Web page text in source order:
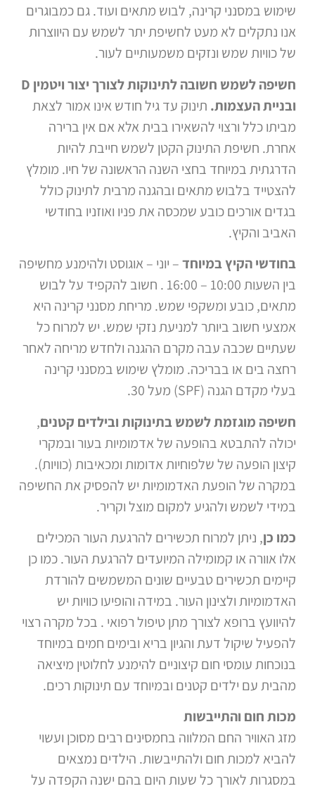
שימוש במסנני קרינה, לבוש מתאים ועוד. גם כמבוגרים
אנו נתקלים לא מעט לחשיפת יתר לשמש עם היווצרות
של כוויות שמש ונזקים משמעותיים לעור.
חשיפה לשמש חשובה לתינוקות לצורך יצור ויטמין D
ובניית העצמות. תינוק עד גיל חודש אינו אמור לצאת
מביתו כלל ורצוי להשאירו בבית אלא אם אין ברירה
אחרת. חשיפת התינוק הקטן לשמש חייבת להיות
הדרגתית במיוחד בחצי השנה הראשונה של חיו. מומלץ
להצטייד בלבוש מתאים ובהגנה מרבית לתינוק כולל
בגדים אורכים כובע שמכסה את פניו ואוזניו בחודשי
האביב והקיץ.
בחודשי הקיץ במיוחד– יוני – אוגוסט ולהימנע מחשיפה
בין השעות 10:00 – 16:00 . חשוב להקפיד על לבוש
מתאים, כובע ומשקפי שמש. מריחת מסנני קרינה היא
אמצעי חשוב ביותר למניעת נזקי שמש. יש למרוח כל
שעתיים שכבה עבה מקרם ההגנה ולחדש מריחה לאחר
רחצה בים או בבריכה. מומלץ שימוש במסנני קרינה
בעלי מקדם הגנה (SPF) מעל 30.
חשיפה מוגזמת לשמש בתינוקות ובילדים קטנים,
יכולה להתבטא בהופעה של אדמומיות בעור ובמקרי
קיצון הופעה של שלפוחיות אדומות ומכאיבות (כוויות).
במקרה של הופעת האדמומיות יש להפסיק את החשיפה
במידי לשמש ולהגיע למקום מוצל וקריר.
כמו כן, ניתן למרוח תכשירים להרגעת העור המכילים
אלו אוורה או קמומילה המיועדים להרגעת העור. כמו כן
קיימים תכשירים טבעיים שונים המשמשים להורדת
האדמומיות ולצינון העור. במידה והופיעו כוויות יש
להיוועץ ברופא לצורך מתן טיפול רפואי . בכל מקרה רצוי
להפעיל שיקול דעת והגיון בריא ובימים חמים במיוחד
בנוכחות עומסי חום קיצוניים להימנע לחלוטין מיציאה
מהבית עם ילדים קטנים ובמיוחד עם תינוקות רכים.
מכות חום והתייבשות
מזג האוויר החם המלווה בחמסינים רבים מסוכן ועשוי
להביא למכות חום ולהתייבשות. הילדים נמצאים
במסגרות לאורך כל שעות היום בהם ישנה הקפדה על